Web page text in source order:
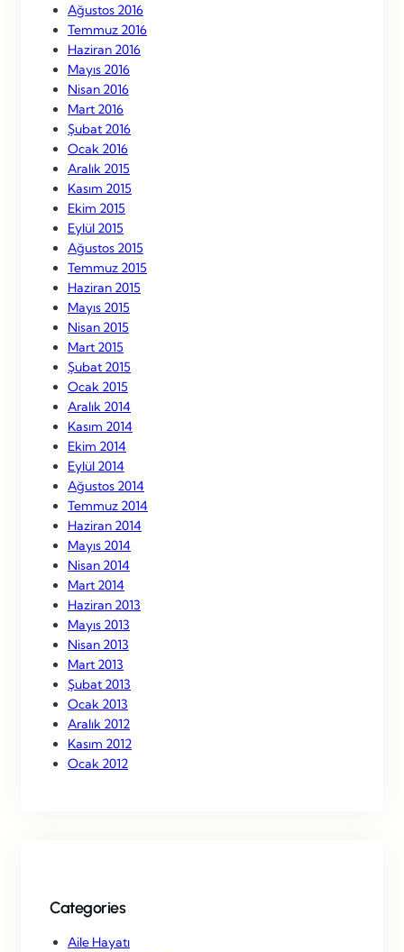
Ağustos 2016
Temmuz 2016
Haziran 2016
Mayıs 2016
Nisan 2016
Mart 2016
Şubat 2016
Ocak 2016
Aralık 2015
Kasım 2015
Ekim 2015
Eylül 2015
Ağustos 2015
Temmuz 2015
Haziran 2015
Mayıs 2015
Nisan 2015
Mart 2015
Şubat 2015
Ocak 2015
Aralık 2014
Kasım 2014
Ekim 2014
Eylül 2014
Ağustos 2014
Temmuz 2014
Haziran 2014
Mayıs 2014
Nisan 2014
Mart 2014
Haziran 2013
Mayıs 2013
Nisan 2013
Mart 2013
Şubat 2013
Ocak 2013
Aralık 2012
Kasım 2012
Ocak 2012
Categories
Aile Hayatı